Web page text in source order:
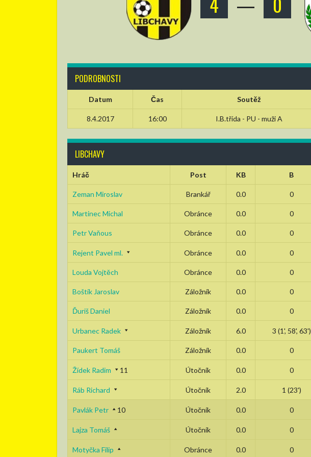
PODROBNOSTI
Datum Čas Soutěž
8.4.2017 16:00 I.B.třída - PU - muži A
LIBCHAVY
Hráč Post KB B
Zeman Miroslav Brankář 0.0 0
Martinec Michal Obránce 0.0 0
Petr Vaňous Obránce 0.0 0
Rejent Pavel ml. Obránce 0.0 0
Louda Vojtěch Obránce 0.0 0
Boštík Jaroslav Záložník 0.0 0
Ďuriš Daniel Záložník 0.0 0
Urbanec Radek Záložník 6.0 3 (1', 58', 63')
Paukert Tomáš Záložník 0.0 0
Žídek Radim 11 Útočník 0.0 0
Ráb Richard Útočník 2.0 1 (23')
Pavlák Petr 10 Útočník 0.0 0
Lajza Tomáš Útočník 0.0 0
Motyčka Filip Obránce 0.0 0